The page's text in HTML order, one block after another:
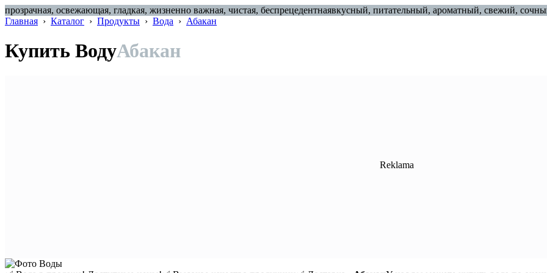
прозрачная, освежающая, гладкая, жизненно важная, чистая, беспрецедентнаявкусный, питательный, ароматный, свежий,
Главная › Каталог › Продукты › Вода › Абакан
Купить ВодуАбакан